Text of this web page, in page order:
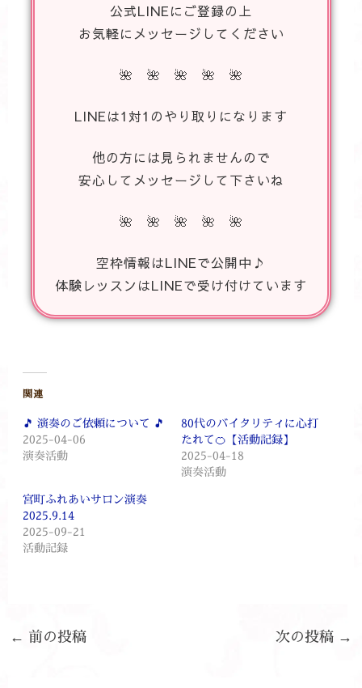
公式LINEにご登録の上
お気軽にメッセージしてください
🌺 🌺 🌺 🌺 🌺
LINEは1対1のやり取りになります
他の方には見られませんので
安心してメッセージして下さいね
🌺 🌺 🌺 🌺 🌺
空枠情報はLINEで公開中♪
体験レッスンはLINEで受け付けています
関連
🎵 演奏のご依頼について 🎵
2025-04-06
演奏活動
80代のバイタリティに心打
たれて🍊【活動記録】
2025-04-18
演奏活動
宮町ふれあいサロン演奏
2025.9.14
2025-09-21
活動記録
← 前の投稿 次の投稿 →